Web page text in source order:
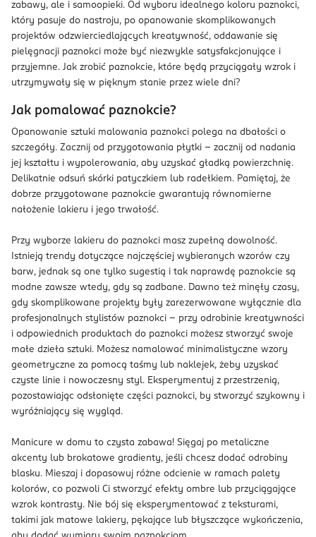
zabawy, ale i samoopieki. Od wyboru idealnego koloru paznokci,
który pasuje do nastroju, po opanowanie skomplikowanych
projektów odzwierciedlających kreatywność, oddawanie się
pielęgnacji paznokci może być niezwykle satysfakcjonujące i
przyjemne. Jak zrobić paznokcie, które będą przyciągały wzrok i
utrzymywały się w pięknym stanie przez wiele dni?
Jak pomalować paznokcie?
Opanowanie sztuki malowania paznokci polega na dbałości o
szczegóły. Zacznij od przygotowania płytki – zacznij od nadania
jej kształtu i wypolerowania, aby uzyskać gładką powierzchnię.
Delikatnie odsuń skórki patyczkiem lub radełkiem. Pamiętaj, że
dobrze przygotowane paznokcie gwarantują równomierne
nałożenie lakieru i jego trwałość.
Przy wyborze lakieru do paznokci masz zupełną dowolność.
Istnieją trendy dotyczące najczęściej wybieranych wzorów czy
barw, jednak są one tylko sugestią i tak naprawdę paznokcie są
modne zawsze wtedy, gdy są zadbane. Dawno też minęły czasy,
gdy skomplikowane projekty były zarezerwowane wyłącznie dla
profesjonalnych stylistów paznokci – przy odrobinie kreatywności
i odpowiednich produktach do paznokci możesz stworzyć swoje
małe dzieła sztuki. Możesz namalować minimalistyczne wzory
geometryczne za pomocą taśmy lub naklejek, żeby uzyskać
czyste linie i nowoczesny styl. Eksperymentuj z przestrzenią,
pozostawiając odsłonięte części paznokci, by stworzyć szykowny i
wyróżniający się wygląd.
Manicure w domu to czysta zabawa! Sięgaj po metaliczne
akcenty lub brokatowe gradienty, jeśli chcesz dodać odrobiny
blasku. Mieszaj i dopasowuj różne odcienie w ramach palety
kolorów, co pozwoli Ci stworzyć efekty ombre lub przyciągające
wzrok kontrasty. Nie bój się eksperymentować z teksturami,
takimi jak matowe lakiery, pękające lub błyszczące wykończenia,